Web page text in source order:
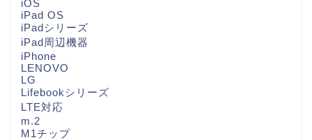
iOS
iPad OS
iPadシリーズ
iPad周辺機器
iPhone
LENOVO
LG
Lifebookシリーズ
LTE対応
m.2
M1チップ